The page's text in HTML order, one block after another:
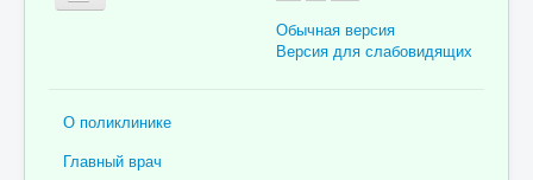
Обычная версия
Версия для слабовидящих
О поликлинике
Главный врач